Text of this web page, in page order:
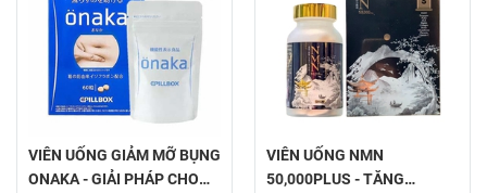
VIÊN UỐNG GIẢM MỠ BỤNG
ONAKA - GIẢI PHÁP CHO
VIÊN UỐNG NMN
50,000PLUS - TĂNG